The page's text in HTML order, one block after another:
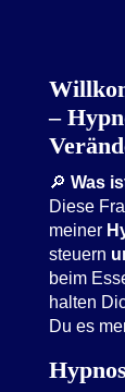
–
🔎 Was
Diese
meiner
steuern
beim
halten
Du es